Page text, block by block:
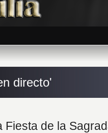
directo'
Fiesta de la